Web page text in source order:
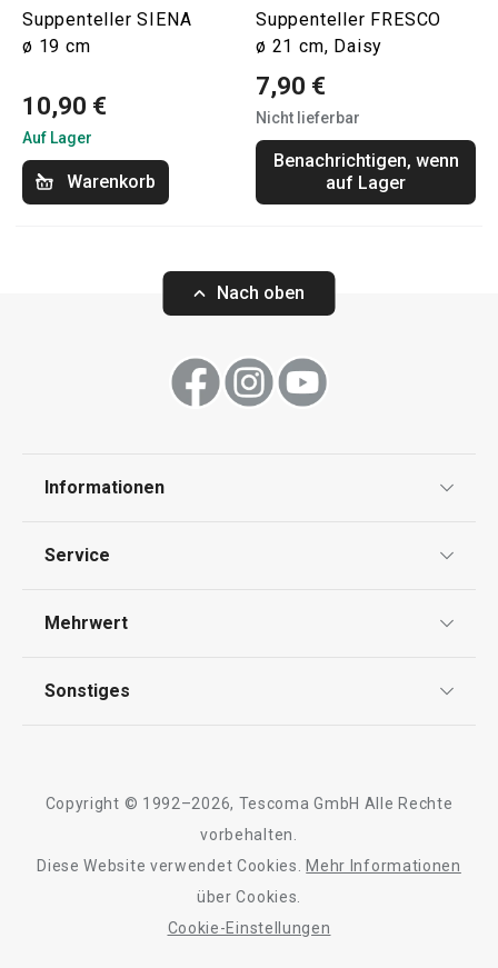
Suppenteller SIENA
ø 19 cm
10,90 €
Auf Lager
Warenkorb
Suppenteller FRESCO
ø 21 cm, Daisy
7,90 €
Nicht lieferbar
Benachrichtigen, wenn
auf Lager
Nach oben
Informationen
Impressum
Service
Kontaktformular
Mehrwert
Qualität
Sonstiges
Barrierefreiheit
Copyright © 1992–2026, Tescoma GmbH Alle Rechte
vorbehalten.
Diese Website verwendet Cookies.
Mehr Informationen
über Cookies.
Cookie-Einstellungen